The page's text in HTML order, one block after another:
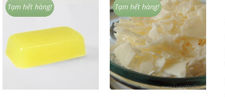
Tạm hết hàng! Tạm hết hàng!